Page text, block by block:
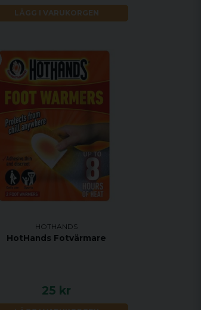
LÄGG I VARUKORGEN
HOTHANDS
HotHands Fotvärmare
25 kr